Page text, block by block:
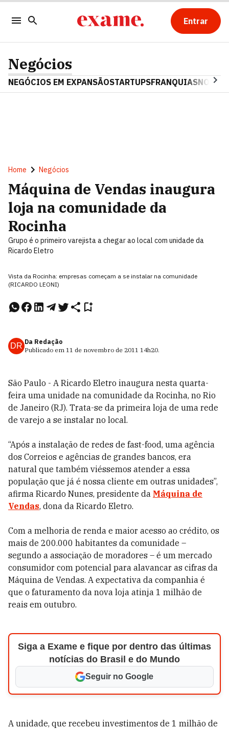
Entrar
Negócios
NEGÓCIOS EM EXPANSÃOSTARTUPSFRANQUIAS
Home Negócios
Máquina de Vendas inaugura
loja na comunidade da
Rocinha
Grupo é o primeiro varejista a chegar ao local com unidade da
Ricardo Eletro
Vista da Rocinha: empresas começam a se instalar na comunidade
(RICARDO LEONI)
DR Da Redação
Publicado em 11 de novembro de 2011 14h20.
São Paulo - A Ricardo Eletro inaugura nesta quarta-
feira uma unidade na comunidade da Rocinha, no Rio
de Janeiro (RJ). Trata-se da primeira loja de uma rede
de varejo a se instalar no local.
“Após a instalação de redes de fast-food, uma agência
dos Correios e agências de grandes bancos, era
natural que também viéssemos atender a essa
população que já é nossa cliente em outras unidades”,
afirma Ricardo Nunes, presidente da Máquina de
Vendas, dona da Ricardo Eletro.
Com a melhoria de renda e maior acesso ao crédito, os
mais de 200.000 habitantes da comunidade –
segundo a associação de moradores – é um mercado
consumidor com potencial para alavancar as cifras da
Máquina de Vendas. A expectativa da companhia é
que o faturamento da nova loja atinja 1 milhão de
reais em outubro.
Siga a Exame e fique por dentro das últimas
notícias do Brasil e do Mundo
Seguir no Google
A unidade, que recebeu investimentos de 1 milhão de